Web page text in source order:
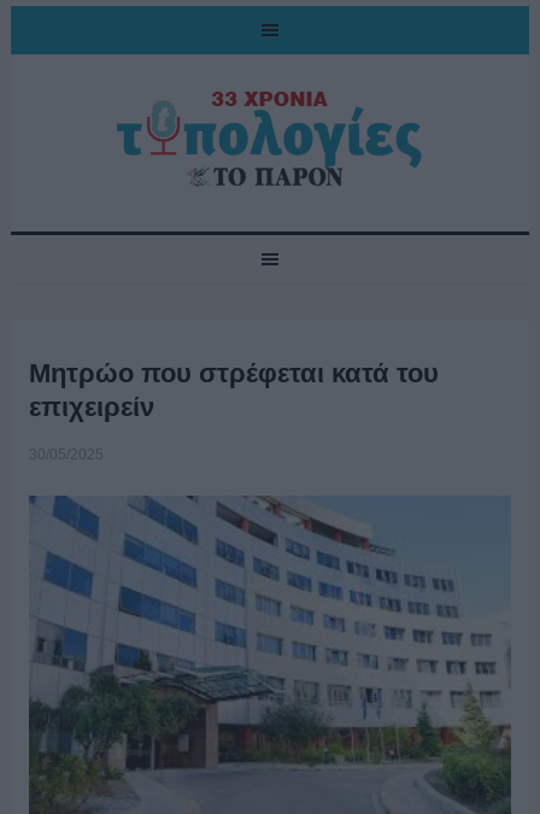
Μητρώο που στρέφεται κατά του
επιχειρείν
30/05/2025